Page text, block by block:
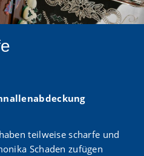
teilweise scharfe und
Schaden zufügen